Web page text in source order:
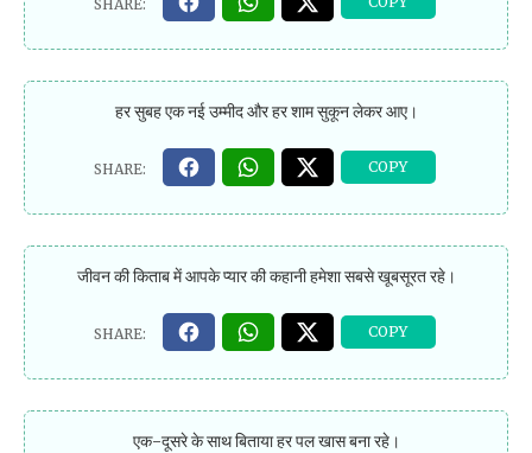
हर सुबह एक नई उम्मीद और हर शाम सुकून लेकर आए।
जीवन की किताब में आपके प्यार की कहानी हमेशा सबसे खूबसूरत रहे।
एक-दूसरे के साथ बिताया हर पल खास बना रहे।